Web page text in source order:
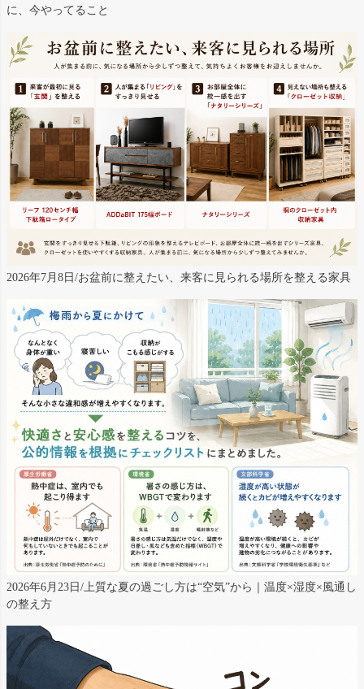
に、今やってること
2026年7月8日/お盆前に整えたい、来客に見られる場所を整える家具
2026年6月23日/上質な夏の過ごし方は“空気”から｜温度×湿度×風通し
の整え方